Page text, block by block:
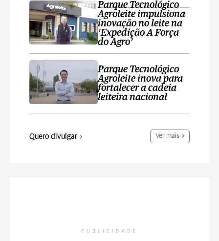
Parque Tecnológico
Agroleite impulsiona
inovação no leite na
‘Expedição A Força
do Agro’
Parque Tecnológico
Agroleite inova para
fortalecer a cadeia
leiteira nacional
Quero divulgar Ver mais
PUBLICIDADE